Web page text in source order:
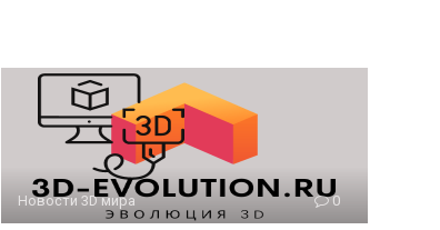
Новости 3D мира 0